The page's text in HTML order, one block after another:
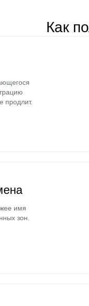
Как
продлит.
имя
зон.